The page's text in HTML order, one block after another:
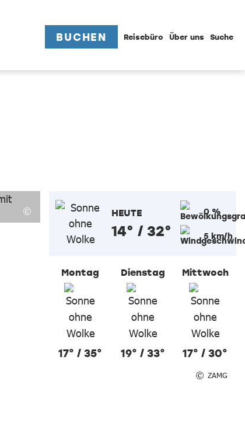
BUCHEN Reisebüro Über uns Suche
HEUTE
14° / 32°
0 %
5 km/h
Montag
17° / 35°
Dienstag
19° / 33°
Mittwoch
17° / 30°
ZAMG